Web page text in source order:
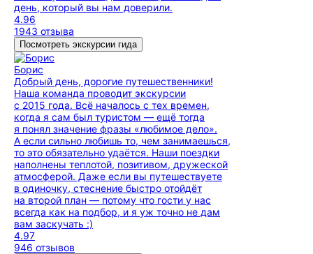
день, который вы нам доверили.
4.96
1943 отзыва
Посмотреть экскурсии гида
Борис
Добрый день, дорогие путешественники!
Наша команда проводит экскурсии
с 2015 года. Всё началось с тех времен,
когда я сам был туристом — ещё тогда
я понял значение фразы «любимое дело».
А если сильно любишь то, чем занимаешься,
то это обязательно удаётся. Наши поездки
наполнены теплотой, позитивом, дружеской
атмосферой. Даже если вы путешествуете
в одиночку, стеснение быстро отойдёт
на второй план — потому что гости у нас
всегда как на подбор, и я уж точно не дам
вам заскучать :)
4.97
946 отзывов